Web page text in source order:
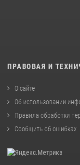
ПРАВОВАЯ И
О сайте
Об использовании
Правила обработки
Сообщить об ошибках